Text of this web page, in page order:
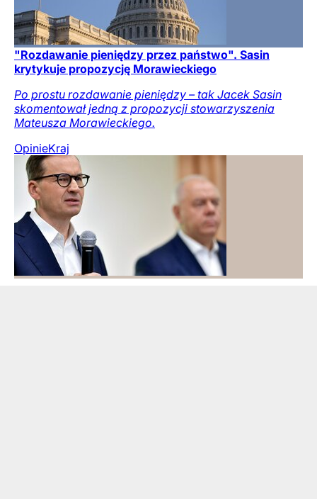
"Rozdawanie pieniędzy przez państwo". Sasin
krytykuje propozycję Morawieckiego
Po prostu rozdawanie pieniędzy – tak Jacek Sasin
skomentował jedną z propozycji stowarzyszenia
Mateusza Morawieckiego.
OpinieKraj